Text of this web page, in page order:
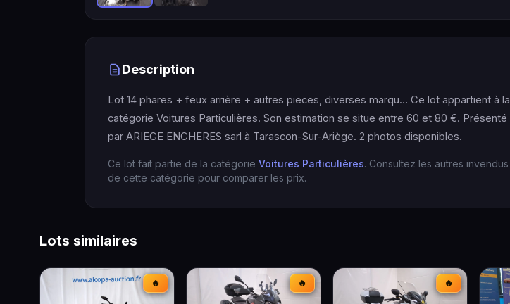
Description
Lot 14 phares + feux arrière + autres pieces, diverses marqu… Ce lot appartient à la
catégorie Voitures Particulières. Son estimation se situe entre 60 et 80 €. Présenté
par ARIEGE ENCHERES sarl à Tarascon-Sur-Ariège. 2 photos disponibles.
Ce lot fait partie de la catégorie Voitures Particulières. Consultez les autres invendus
de cette catégorie pour comparer les prix.
Lots similaires
🔥 🔥 🔥